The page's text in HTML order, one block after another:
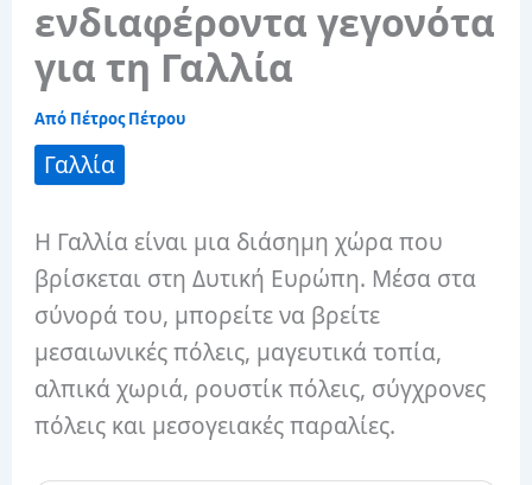
ενδιαφέροντα γεγονότα
για τη Γαλλία
Από Πέτρος Πέτρου
Γαλλία
Η Γαλλία είναι μια διάσημη χώρα που
βρίσκεται στη Δυτική Ευρώπη. Μέσα στα
σύνορά του, μπορείτε να βρείτε
μεσαιωνικές πόλεις, μαγευτικά τοπία,
αλπικά χωριά, ρουστίκ πόλεις, σύγχρονες
πόλεις και μεσογειακές παραλίες.